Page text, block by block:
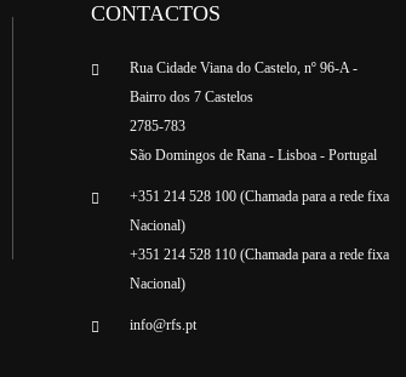
CONTACTOS
Rua Cidade Viana do Castelo, nº 96-A -
Bairro dos 7 Castelos
2785-783
São Domingos de Rana - Lisboa - Portugal
+351 214 528 100 (Chamada para a rede fixa
Nacional)
+351 214 528 110 (Chamada para a rede fixa
Nacional)
info@rfs.pt